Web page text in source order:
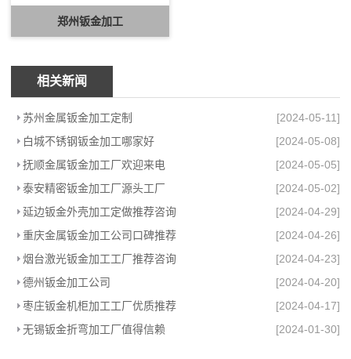
郑州钣金加工
相关新闻
苏州金属钣金加工定制
[2024-05-11]
白城不锈钢钣金加工哪家好
[2024-05-08]
抚顺金属钣金加工厂欢迎来电
[2024-05-05]
泰安精密钣金加工厂源头工厂
[2024-05-02]
延边钣金外壳加工定做推荐咨询
[2024-04-29]
重庆金属钣金加工公司口碑推荐
[2024-04-26]
烟台激光钣金加工工厂推荐咨询
[2024-04-23]
德州钣金加工公司
[2024-04-20]
枣庄钣金机柜加工工厂优质推荐
[2024-04-17]
无锡钣金折弯加工厂值得信赖
[2024-01-30]